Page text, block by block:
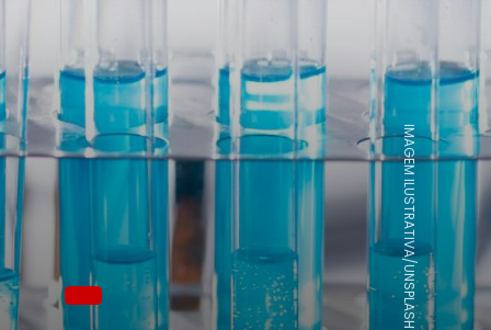
IMAGEM ILUSTRATIVA/UNSPLASH